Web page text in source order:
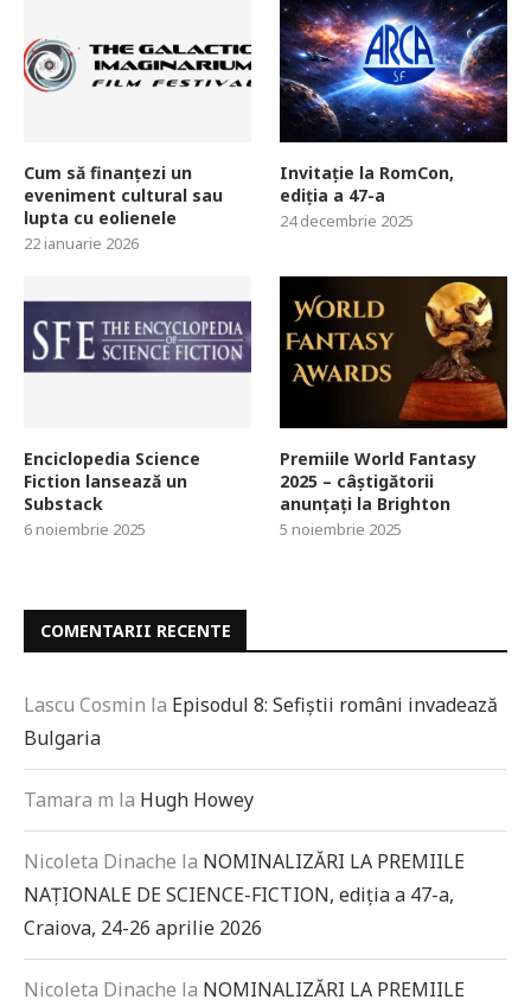
Cum să finanțezi un
eveniment cultural sau
lupta cu eolienele
22 ianuarie 2026
Invitație la RomCon,
ediția a 47-a
24 decembrie 2025
Enciclopedia Science
Fiction lansează un
Substack
6 noiembrie 2025
Premiile World Fantasy
2025 – câștigătorii
anunțați la Brighton
5 noiembrie 2025
COMENTARII RECENTE
Lascu Cosmin la Episodul 8: Sefiștii români invadează
Bulgaria
Tamara m la Hugh Howey
Nicoleta Dinache la NOMINALIZĂRI LA PREMIILE
NAȚIONALE DE SCIENCE-FICTION, ediția a 47-a,
Craiova, 24-26 aprilie 2026
Nicoleta Dinache la NOMINALIZĂRI LA PREMIILE